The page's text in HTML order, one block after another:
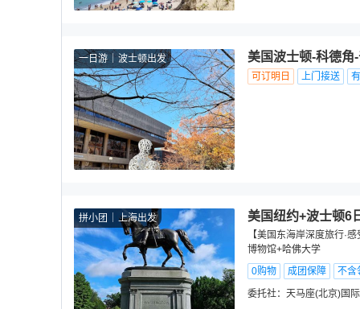
一日游 波士顿出发 美国波士顿-科德角
可订明日 上门接送
拼小团 上海出发 美国纽约+波士顿6
【美国东海岸深度旅行·
博物馆+哈佛大学
0购物
成团保障
不含
委托社： 天马座(北京)国